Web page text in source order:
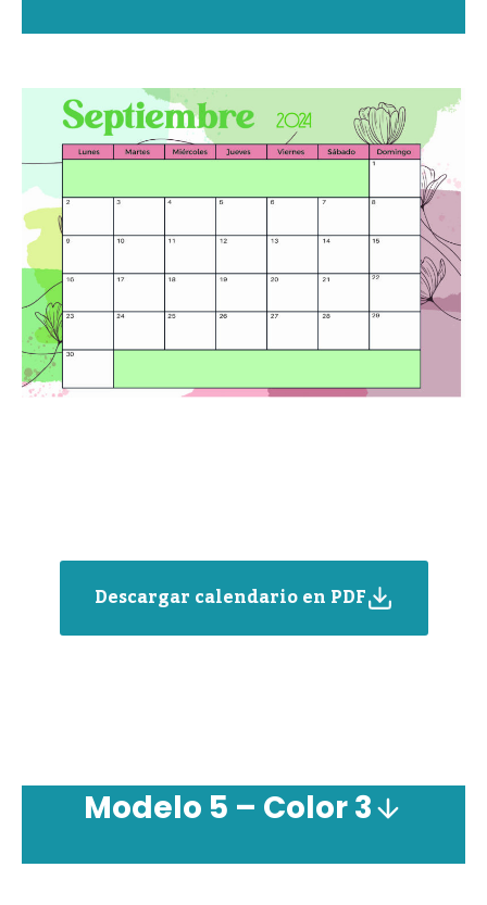
Descargar calendario en PDF
Modelo 5 – Color 3